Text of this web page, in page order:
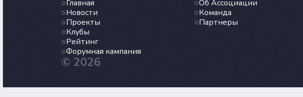
Главная
Новости
Проекты
Клубы
Рейтинг
Форумная кампания
Об Ассоциации
Команда
Партнеры
© 2026